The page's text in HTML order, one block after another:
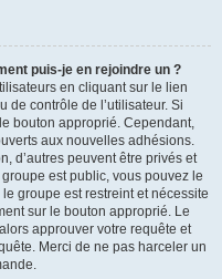
puis-je en rejoindre un ?
en cliquant sur le lien
de contrôle de l’utilisateur. Si
bouton approprié. Cependant,
aux nouvelles adhésions.
d’autres peuvent être privés et
est public, vous pouvez le
groupe est restreint et nécessite
sur le bouton approprié. Le
approuver votre requête et
Merci de ne pas harceler un